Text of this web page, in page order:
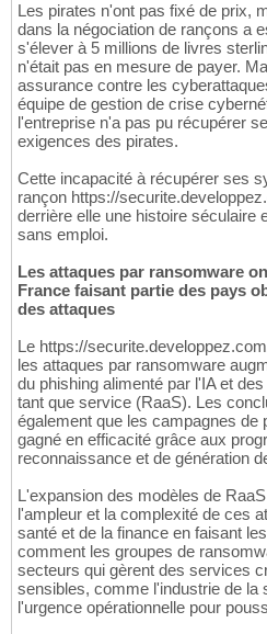
Les pirates n'ont pas fixé de prix,
dans la négociation de rançons a
s'élever à 5 millions de livres
n'était pas en mesure de payer.
assurance contre les
équipe de gestion de crise
l'entreprise n'a pas pu récupérer
exigences des pirates.
Cette incapacité à récupérer ses
rançon https://
derrière elle une histoire séculaire
sans emploi.
Les attaques par ransomware
France faisant partie des pays
des attaques
Le https://
les attaques par ransomware
du phishing alimenté par l'IA et
tant que service (RaaS). Les
également que les campagnes de
gagné en efficacité grâce aux
reconnaissance et de génération
L'expansion des modèles de
l'ampleur et la complexité de ces
santé et de la finance en faisant
comment les groupes de
secteurs qui gèrent des services
sensibles, comme l'industrie de la
l'urgence opérationnelle pour